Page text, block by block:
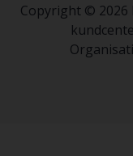
Copyright © 2026